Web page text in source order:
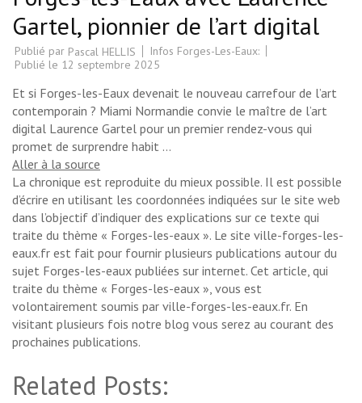
Gartel, pionnier de l’art digital
Publié par Pascal HELLIS
Infos Forges-Les-Eaux:
Publié le 12 septembre 2025
Et si Forges-les-Eaux devenait le nouveau carrefour de l’art
contemporain ? Miami Normandie convie le maître de l’art
digital Laurence Gartel pour un premier rendez-vous qui
promet de surprendre habit …
Aller à la source
La chronique est reproduite du mieux possible. Il est possible
d’écrire en utilisant les coordonnées indiquées sur le site web
dans l’objectif d’indiquer des explications sur ce texte qui
traite du thème « Forges-les-eaux ». Le site ville-forges-les-
eaux.fr est fait pour fournir plusieurs publications autour du
sujet Forges-les-eaux publiées sur internet. Cet article, qui
traite du thème « Forges-les-eaux », vous est
volontairement soumis par ville-forges-les-eaux.fr. En
visitant plusieurs fois notre blog vous serez au courant des
prochaines publications.
Related Posts: